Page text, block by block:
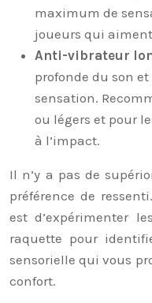
maximum de
joueurs qui
Anti-vibrateur
profonde du son
sensation.
ou légers et pour
à l’impact.
Il n’y a pas de
préférence de
est d’expérimenter
raquette pour
sensorielle qui vous
confort.